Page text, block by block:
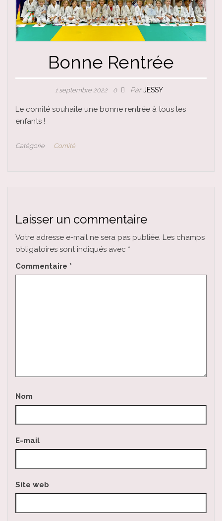
Bonne Rentrée
1 septembre 2022 0 ParJESSY
Le comité souhaite une bonne rentrée à tous les
enfants !
Catégorie Comité
Laisser un commentaire
Votre adresse e-mail ne sera pas publiée. Les champs
obligatoires sont indiqués avec *
Commentaire *
Nom
E-mail
Site web